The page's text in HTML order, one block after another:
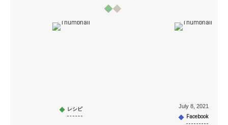
レシピ July 8, 2021
Facebook